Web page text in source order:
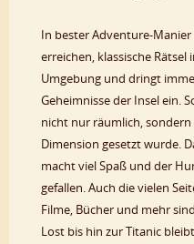
In bester Adventure-Manier
erreichen, klassische
Umgebung und dringt
Geheimnisse der Insel ein.
nicht nur räumlich,
Dimension gesetzt wurde.
macht viel Spaß und der
gefallen. Auch die vielen
Filme, Bücher und mehr
Lost bis hin zur Titanic